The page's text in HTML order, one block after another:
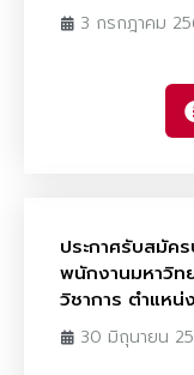
3 กรกฎาคม
ประกาศรับสมัค
พนักงานมหาวิท
วิชาการ ตำแหน่
30 มิถุนายน